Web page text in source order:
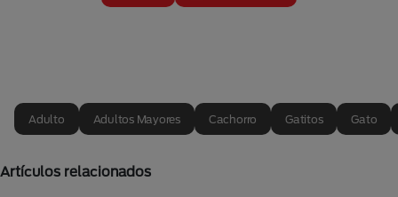
Adulto Adultos Mayores Cachorro Gatitos Gato
Artículos relacionados